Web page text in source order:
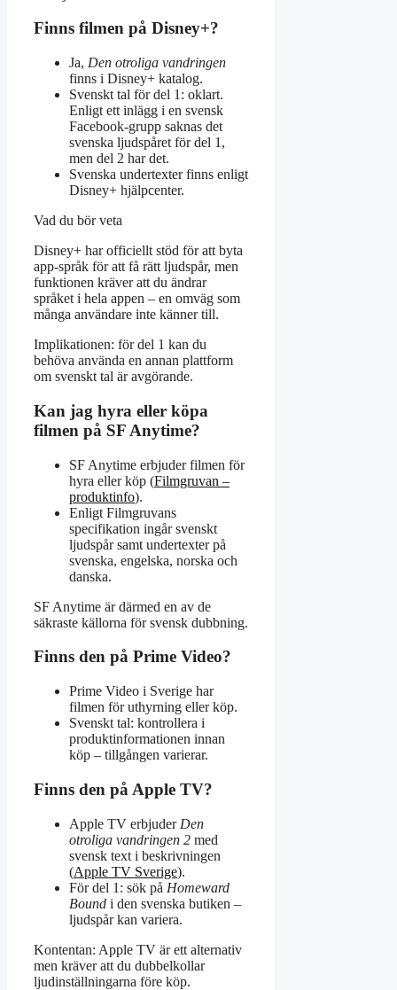
Finns filmen på Disney+?
Ja, Den otroliga vandringen
finns i Disney+ katalog.
Svenskt tal för del 1: oklart.
Enligt ett inlägg i en svensk
Facebook-grupp saknas det
svenska ljudspåret för del 1,
men del 2 har det.
Svenska undertexter finns enligt
Disney+ hjälpcenter.
Vad du bör veta
Disney+ har officiellt stöd för att byta
app-språk för att få rätt ljudspår, men
funktionen kräver att du ändrar
språket i hela appen – en omväg som
många användare inte känner till.
Implikationen: för del 1 kan du
behöva använda en annan plattform
om svenskt tal är avgörande.
Kan jag hyra eller köpa
filmen på SF Anytime?
SF Anytime erbjuder filmen för
hyra eller köp (Filmgruvan –
produktinfo).
Enligt Filmgruvans
specifikation ingår svenskt
ljudspår samt undertexter på
svenska, engelska, norska och
danska.
SF Anytime är därmed en av de
säkraste källorna för svensk dubbning.
Finns den på Prime Video?
Prime Video i Sverige har
filmen för uthyrning eller köp.
Svenskt tal: kontrollera i
produktinformationen innan
köp – tillgången varierar.
Finns den på Apple TV?
Apple TV erbjuder Den
otroliga vandringen 2 med
svensk text i beskrivningen
(Apple TV Sverige).
För del 1: sök på Homeward
Bound i den svenska butiken –
ljudspår kan variera.
Kontentan: Apple TV är ett alternativ
men kräver att du dubbelkollar
ljudinställningarna före köp.